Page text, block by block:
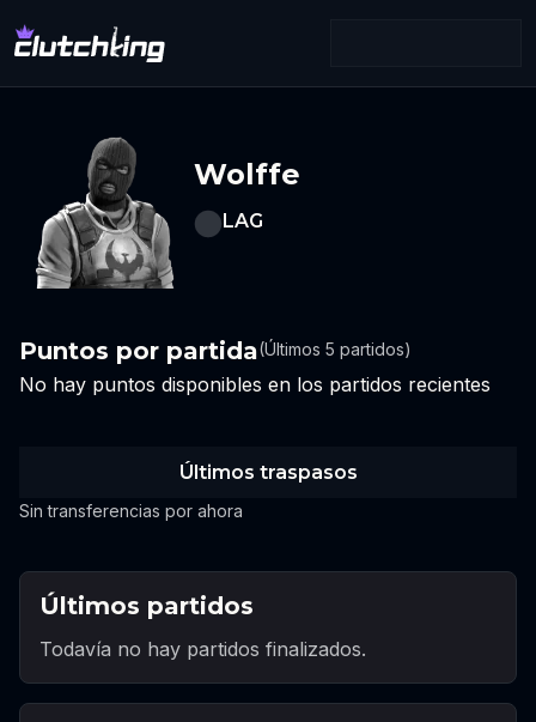
Wolffe
LAG
Puntos por partida(Últimos 5 partidos)
No hay puntos disponibles en los partidos recientes
Últimos traspasos
Sin transferencias por ahora
Últimos partidos
Todavía no hay partidos finalizados.